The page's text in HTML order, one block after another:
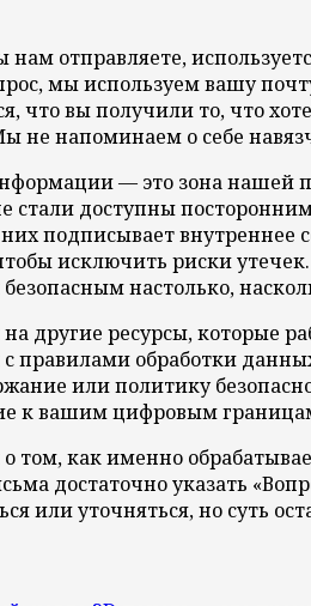
отправляете,
мы используем вашу
что вы получили то, что
не напоминаем о себе
— это зона
доступны
подписывает внутреннее
исключить риски
настолько,
другие ресурсы, которые
правилами обработки
или политику
к вашим цифровым
о том, как именно
достаточно указать
или уточняться, но суть